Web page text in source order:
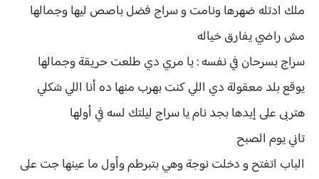
ملك ادتله ضهرها ونامت و سراج فضل باصص ليها وجمالها
مش راضي يفارق خياله
سراج بسرحان في نفسه : يا مري دي طلعت حريقة وجمالها
يوقع بلد معقولة دي اللي كنت بهرب منها ده أنا اللي شكلي
هتربى على إيدها بجد نام يا سراج ليلتك لسه في أولها
تاني يوم الصبح
الباب اتفتح و دخلت نوجة وهي بتبرطم وأول ما عينها جت على